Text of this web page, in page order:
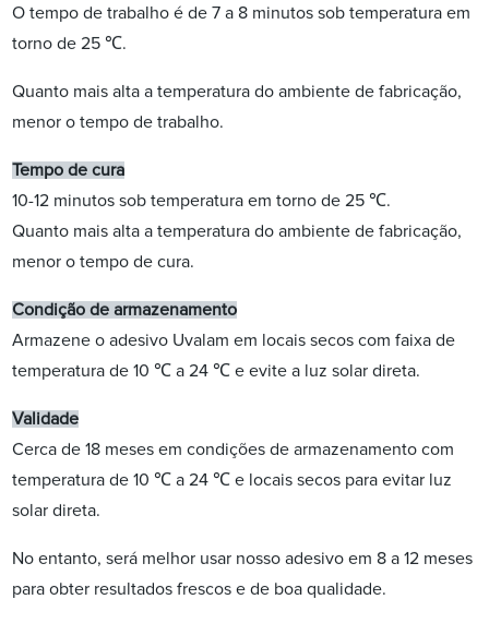
O tempo de trabalho é de 7 a 8 minutos sob temperatura em
torno de 25 ℃.
Quanto mais alta a temperatura do ambiente de fabricação,
menor o tempo de trabalho.
Tempo de cura
10-12 minutos sob temperatura em torno de 25 ℃.
Quanto mais alta a temperatura do ambiente de fabricação,
menor o tempo de cura.
Condição de armazenamento
Armazene o adesivo Uvalam em locais secos com faixa de
temperatura de 10 ℃ a 24 ℃ e evite a luz solar direta.
Validade
Cerca de 18 meses em condições de armazenamento com
temperatura de 10 ℃ a 24 ℃ e locais secos para evitar luz
solar direta.
No entanto, será melhor usar nosso adesivo em 8 a 12 meses
para obter resultados frescos e de boa qualidade.